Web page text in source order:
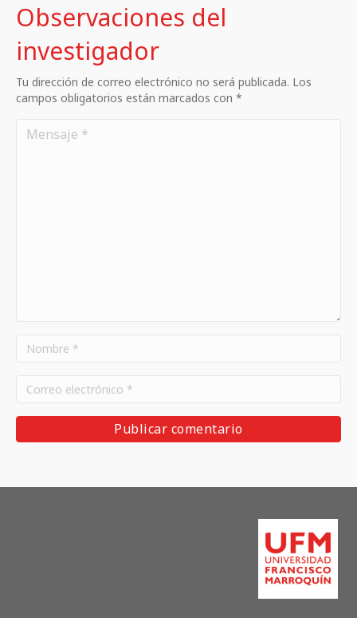
Observaciones del
investigador
Tu dirección de correo electrónico no será publicada. Los
campos obligatorios están marcados con *